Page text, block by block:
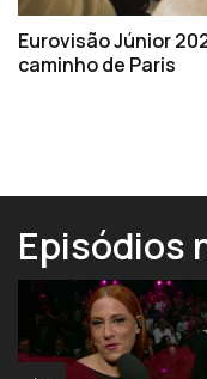
Eurovisão Júnior
caminho de Paris
Episódios